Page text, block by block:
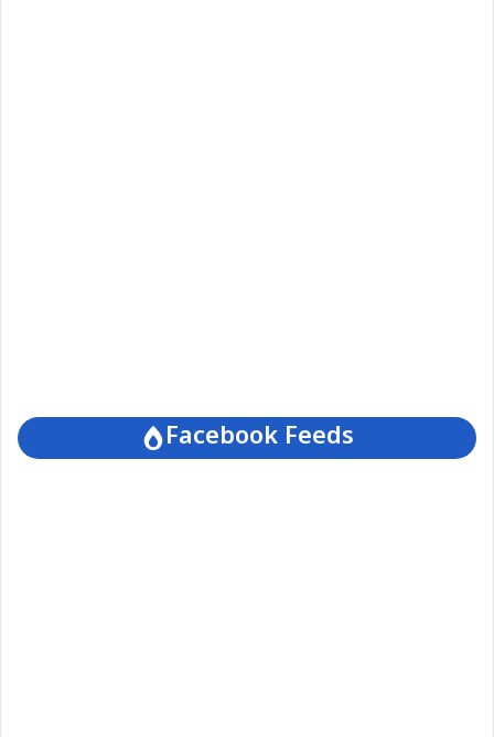
Facebook Feeds